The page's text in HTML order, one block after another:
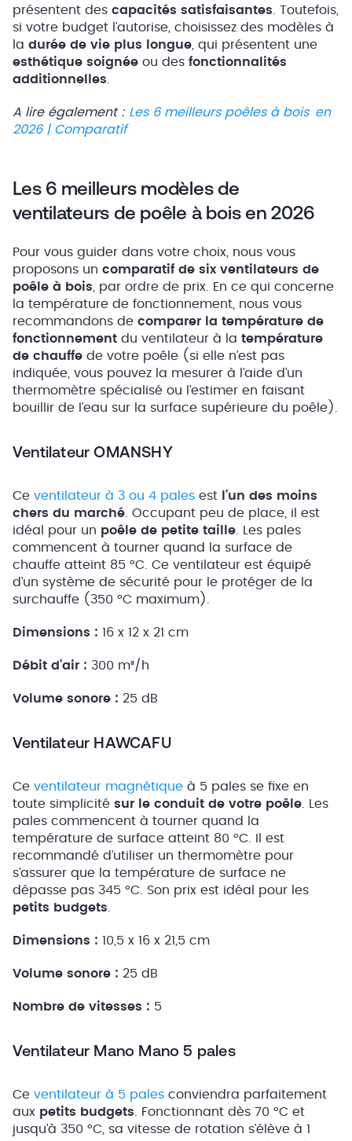
présentent des capacités satisfaisantes . Toutefois,
si votre budget l’autorise, choisissez des modèles à
la durée de vie plus longue , qui présentent une
esthétique soignée ou des fonctionnalités
additionnelles
A lire également : Les 6 meilleurs poêles à bois en
2026 | Comparatif
Les 6 meilleurs modèles de
ventilateurs de poêle à bois en 2026
Pour vous guider dans votre choix, nous vous
proposons un comparatif de six ventilateurs de
poêle à bois , par ordre de prix. En ce qui concerne
la température de fonctionnement, nous vous
recommandons de comparer la température de
fonctionnement du ventilateur à la température
de chauffe de votre poêle (si elle n’est pas
indiquée, vous pouvez la mesurer à l’aide d’un
thermomètre spécialisé ou l’estimer en faisant
bouillir de l’eau sur la surface supérieure du poêle).
Ventilateur OMANSHY
Ce ventilateur à 3 ou 4 pales est
l’un des moins
chers du marché . Occupant peu de place, il est
idéal pour un poêle de petite taille . Les pales
commencent à tourner quand la surface de
chauffe atteint 85 °C. Ce ventilateur est équipé
d’un système de sécurité pour le protéger de la
surchauffe (350 °C maximum).
Dimensions : 16 x 12 x 21 cm
Débit d’air : 300 m³/h
Volume sonore : 25 dB
Ventilateur HAWCAFU
Ce ventilateur magnétique à 5 pales se fixe en
toute simplicité sur le conduit de votre poêle . Les
pales commencent à tourner quand la
température de surface atteint 80 °C. Il est
recommandé d’utiliser un thermomètre pour
s’assurer que la température de surface ne
dépasse pas 345 °C. Son prix est idéal pour les
petits budgets
Dimensions : 10,5 x 16 x 21,5 cm
Volume sonore : 25 dB
Nombre de vitesses : 5
Ventilateur Mano Mano 5 pales
Ce ventilateur à 5 pales conviendra parfaitement
aux petits budgets . Fonctionnant dès 70 °C et
jusqu’à 350 °C, sa vitesse de rotation s’élève à 1